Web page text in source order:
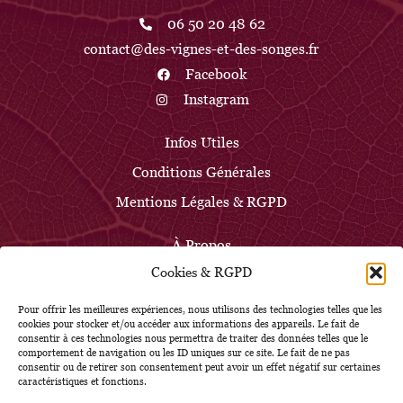
Cookies & RGPD
Pour offrir les meilleures expériences, nous utilisons des technologies telles que les
cookies pour stocker et/ou accéder aux informations des appareils. Le fait de
consentir à ces technologies nous permettra de traiter des données telles que le
comportement de navigation ou les ID uniques sur ce site. Le fait de ne pas
consentir ou de retirer son consentement peut avoir un effet négatif sur certaines
caractéristiques et fonctions.
À Propos
Les Cabanes
Réservations
Infos Utiles
Conditions Générales
Mentions Légales & RGPD
06 50 20 48 62
contact@des-vignes-et-des-songes.fr
Facebook
Instagram